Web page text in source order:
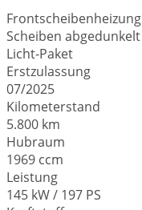
Frontscheibenheizung
Scheiben abgedunkelt
Licht-Paket
Erstzulassung
07/2025
Kilometerstand
5.800 km
Hubraum
1969 ccm
Leistung
145 kW / 197 PS